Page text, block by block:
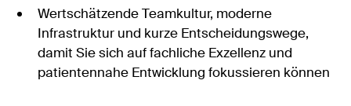
Wertschätzende Teamkultur, moderne
Infrastruktur und kurze Entscheidungswege,
damit Sie sich auf fachliche Exzellenz und
patientennahe Entwicklung fokussieren können